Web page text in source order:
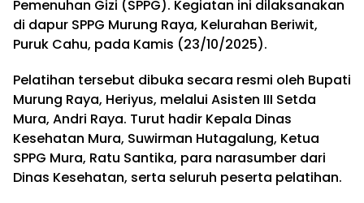
Pemenuhan Gizi (SPPG). Kegiatan ini dilaksanakan
di dapur SPPG Murung Raya, Kelurahan Beriwit,
Puruk Cahu, pada Kamis (23/10/2025).
Pelatihan tersebut dibuka secara resmi oleh Bupati
Murung Raya, Heriyus, melalui Asisten III Setda
Mura, Andri Raya. Turut hadir Kepala Dinas
Kesehatan Mura, Suwirman Hutagalung, Ketua
SPPG Mura, Ratu Santika, para narasumber dari
Dinas Kesehatan, serta seluruh peserta pelatihan.